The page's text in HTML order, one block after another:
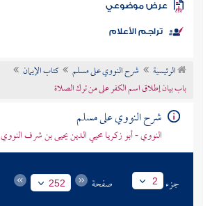
الكتب
موضوعي
تراجم الأعلام
الرئيسية شرح النووي على مسلم
كتاب الإيمان
باب بيان إطلاق اسم الكفر على من ترك الصلاة
شرح النووي على مسلم
النووي - أبو زكريا محيي الدين يحيى بن شرف النووي
جزء 2 صفحة 252